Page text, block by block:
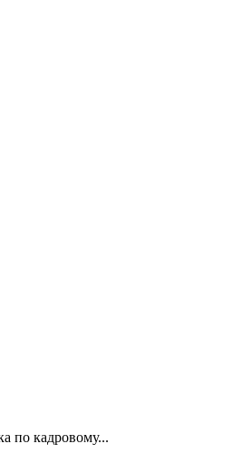
по кадровому...